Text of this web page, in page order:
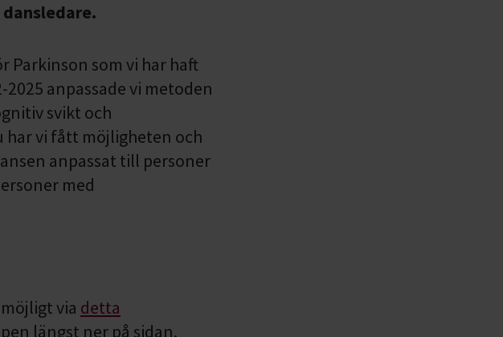
Parkinson som vi har haft
anpassade vi metoden
svikt och
har vi fått möjligheten och
anpassat till personer
med
via detta
längst ner på sidan.